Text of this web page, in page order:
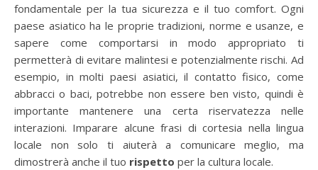
fondamentale per la tua sicurezza e il tuo comfort. Ogni
paese asiatico ha le proprie tradizioni, norme e usanze, e
sapere come comportarsi in modo appropriato ti
permetterà di evitare malintesi e potenzialmente rischi. Ad
esempio, in molti paesi asiatici, il contatto fisico, come
abbracci o baci, potrebbe non essere ben visto, quindi è
importante mantenere una certa riservatezza nelle
interazioni. Imparare alcune frasi di cortesia nella lingua
locale non solo ti aiuterà a comunicare meglio, ma
dimostrerà anche il tuo rispetto per la cultura locale.